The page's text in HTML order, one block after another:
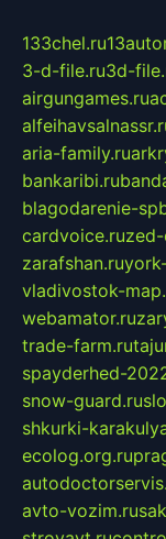
133chel.ru
3-d-file.ru3d-
airgungames.ru
aria-family.ru
bankaribi.ru
blagodarenie-
cardvoice.ru
zarafshan.ru
vladivostok-
webamator.ru
trade-farm.ru
spayderhed-
snow-guard.ru
shkurki-
ecolog.org.ru
avto-vozim.ru